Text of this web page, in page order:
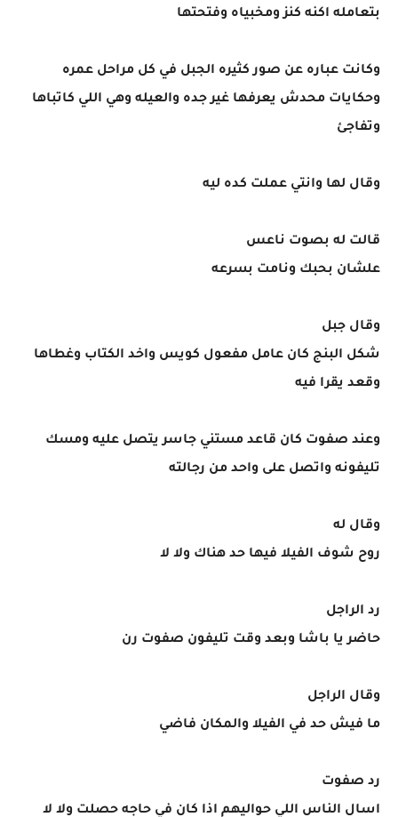
بتعامله اكنه كنز ومخبياه وفتحتها
وكانت عباره عن صور كثيره الجبل في كل مراحل عمره
وحكايات محدش يعرفها غير جده والعيله وهي اللي كاتباها
وتفاجئ
وقال لها وانتي عملت كده ليه
قالت له بصوت ناعس
علشان بحبك ونامت بسرعه
وقال جبل
شكل البنج كان عامل مفعول كويس واخد الكتاب وغطاها
وقعد يقرا فيه
وعند صفوت كان قاعد مستني جاسر يتصل عليه ومسك
تليفونه واتصل على واحد من رجالته
وقال له
روح شوف الفيلا فيها حد هناك ولا لا
رد الراجل
حاضر يا باشا وبعد وقت تليفون صفوت رن
وقال الراجل
ما فيش حد في الفيلا والمكان فاضي
رد صفوت
اسال الناس اللي حواليهم اذا كان في حاجه حصلت ولا لا